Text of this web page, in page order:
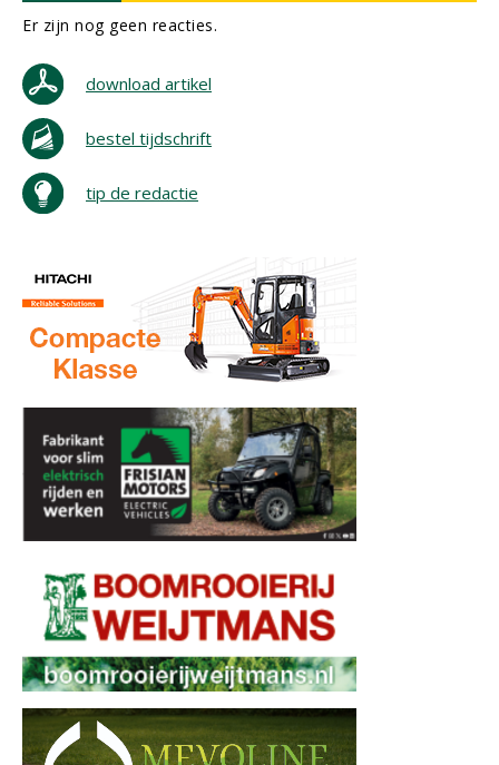
Er zijn nog geen reacties.
download artikel
bestel tijdschrift
tip de redactie